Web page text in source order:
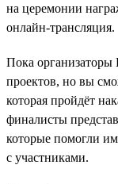
на церемонии
онлайн-трансляция.
Пока
проектов, но вы
которая пройдёт
финалисты
которые помогли им
с участниками.